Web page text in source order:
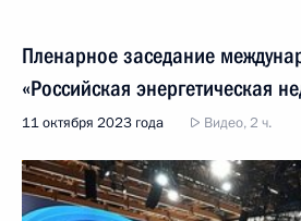
Пленарное заседание
«Российская энергетическая
11 октября 2023 года Видео, 2 ч.